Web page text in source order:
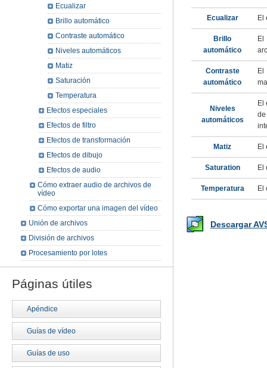
Ecualizar El
Brillo
automático
El
Contraste
automático
El
Niveles
automáticos
El
Matiz El
Saturation El
Temperatura El
Descargar
Ecualizar
Brillo automático
Contraste automático
Niveles automáticos
Matiz
Saturación
Temperatura
Efectos especiales
Efectos de filtro
Efectos de transformación
Efectos de dibujo
Efectos de audio
Cómo extraer audio de archivos de
vídeo
Cómo exportar una imagen del vídeo
Unión de archivos
División de archivos
Procesamiento por lotes
Páginas útiles
Apéndice
Guías de vídeo
Guías de uso